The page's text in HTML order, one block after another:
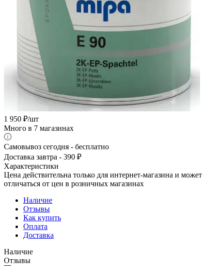
1 950 ₽/шт
Много в 7 магазинах
Самовывоз сегодня - бесплатно
Доставка завтра - 390 ₽
Характеристики
Цена действительна только для интернет-магазина и может
отличаться от цен в розничных магазинах
Наличие
Отзывы
Как купить
Оплата
Доставка
Наличие
Отзывы